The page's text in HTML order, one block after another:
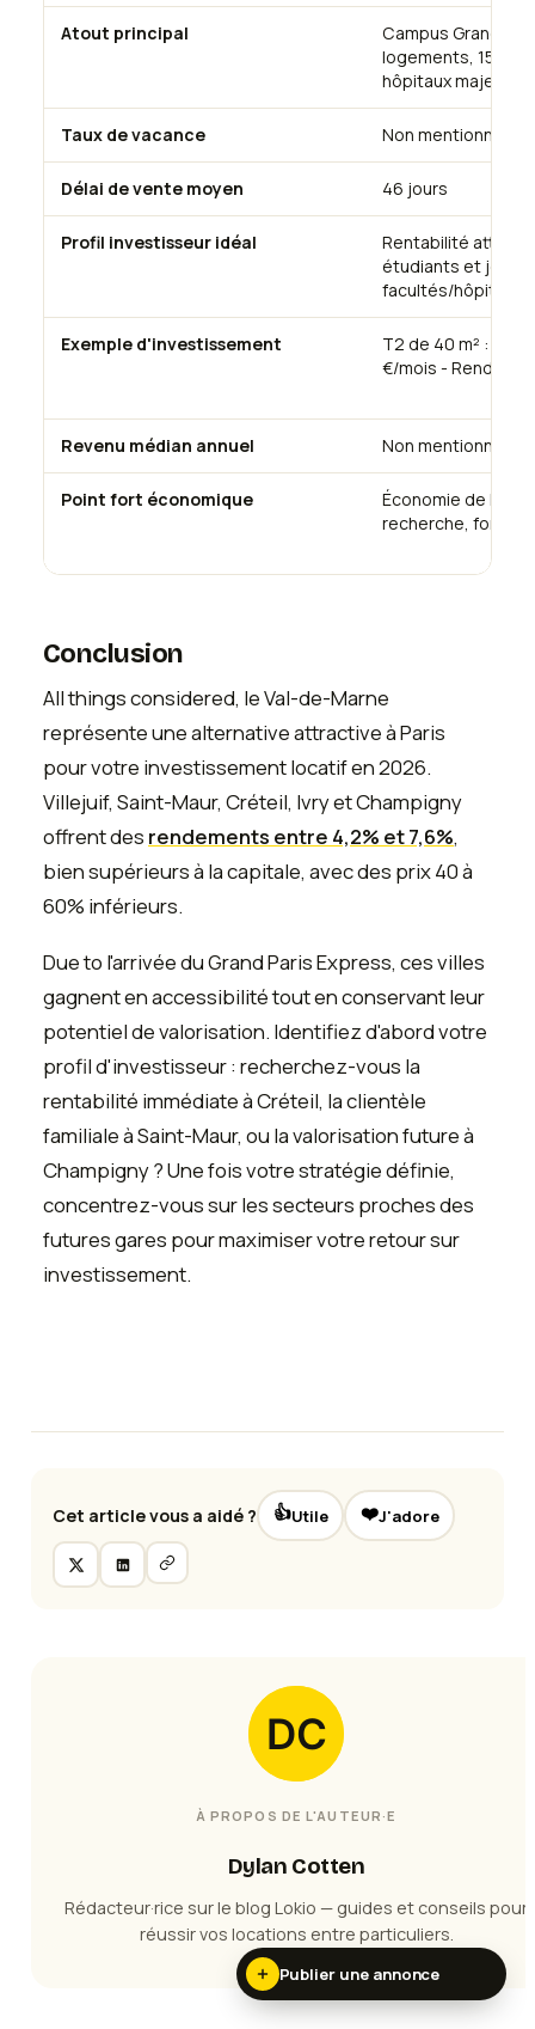
Atout principal
Campus Grand
logements, 150
hôpitaux majeurs,
Taux de vacance Non mentionné
Délai de vente moyen 46 jours
Profil investisseur idéal
Rentabilité
étudiants et
facultés/hôpitaux
Exemple d'investissement
T2 de 40 m² : 204
€/mois -
Revenu médian annuel Non mentionné
Point fort économique
Économie de la
recherche,
Conclusion
All things considered, le Val-de-Marne
représente une alternative attractive à Paris
pour votre investissement locatif en 2026.
Villejuif, Saint-Maur, Créteil, Ivry et Champigny
offrent des rendements entre 4,2% et 7,6%,
bien supérieurs à la capitale, avec des prix 40 à
60% inférieurs.
Due to l'arrivée du Grand Paris Express, ces villes
gagnent en accessibilité tout en conservant leur
potentiel de valorisation. Identifiez d'abord votre
profil d'investisseur : recherchez-vous la
rentabilité immédiate à Créteil, la clientèle
familiale à Saint-Maur, ou la valorisation future à
Champigny ? Une fois votre stratégie définie,
concentrez-vous sur les secteurs proches des
futures gares pour maximiser votre retour sur
investissement.
Cet article vous a aidé ? 👍Utile ❤️J'adore
À PROPOS DE L'AUTEUR·E
Dylan Cotten
Rédacteur·rice sur le blog Lokio — guides et conseils pour
réussir vos locations entre particuliers.
Publier une annonce